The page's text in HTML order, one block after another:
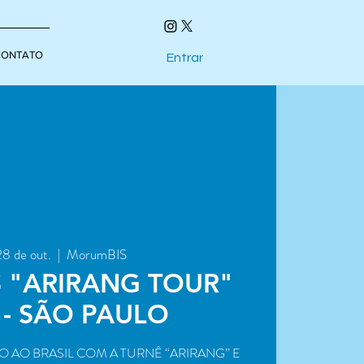
Entrar
de out.
  |
MorumBIS
"ARIRANG TOUR"
SÃO PAULO
AO BRASIL COM A TURNÊ “ARIRANG” E